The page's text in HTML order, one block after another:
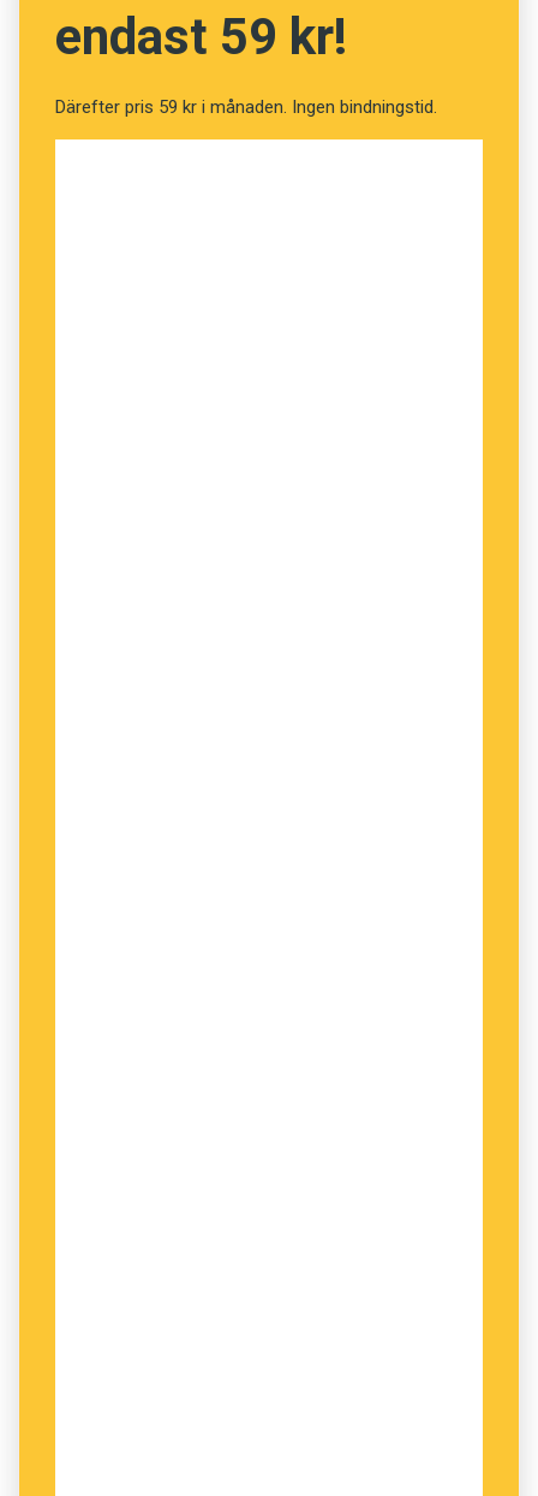
att killingarna blev äldre och tillbringade mer tid
Forskarna anser att studien, som är publicerad i
endast 59 kr!
Därefter pris 59 kr i månaden. Ingen bindningstid.